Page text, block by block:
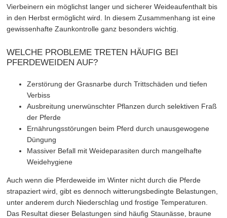
Vierbeinern ein möglichst langer und sicherer Weideaufenthalt bis
in den Herbst ermöglicht wird. In diesem Zusammenhang ist eine
gewissenhafte Zaunkontrolle ganz besonders wichtig.
WELCHE PROBLEME TRETEN HÄUFIG BEI
PFERDEWEIDEN AUF?
Zerstörung der Grasnarbe durch Trittschäden und tiefen
Verbiss
Ausbreitung unerwünschter Pflanzen durch selektiven Fraß
der Pferde
Ernährungsstörungen beim Pferd durch unausgewogene
Düngung
Massiver Befall mit Weideparasiten durch mangelhafte
Weidehygiene
Auch wenn die Pferdeweide im Winter nicht durch die Pferde
strapaziert wird, gibt es dennoch witterungsbedingte Belastungen,
unter anderem durch Niederschlag und frostige Temperaturen.
Das Resultat dieser Belastungen sind häufig Staunässe, braune